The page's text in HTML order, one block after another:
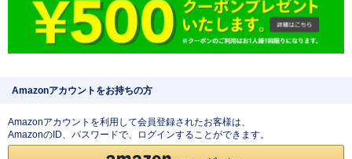
Amazonアカウントをお持ちの方
Amazonアカウントを利用して会員登録されたお客様は、
AmazonのID、パスワードで、ログインすることができます。